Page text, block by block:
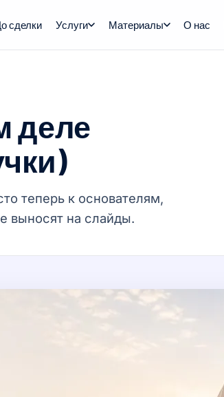
сделки Услуги Материалы О нас
деле
теперь к основателям,
выносят на слайды.